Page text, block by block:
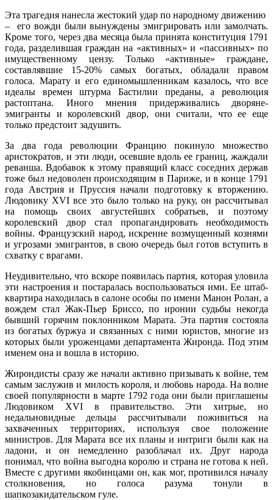
Эта трагедия нанесла жестокий удар по народному движению
– его вожди были вынуждены эмигрировать или замолчать.
Кроме того, через два месяца была принята конституция 1791
года, разделившая граждан на «активных» и «пассивных» по
имущественному цензу. Только «активные» граждане,
составлявшие 15-20% самых богатых, обладали правом
голоса. Марату и его единомышленникам казалось, что все
идеалы времен штурма Бастилии преданы, а революция
растоптана. Иного мнения придерживались дворяне-
эмигранты и королевский двор, они считали, что ее еще
только предстоит задушить.
За два года революции Францию покинуло множество
аристократов, и эти люди, осевшие вдоль ее границ, жаждали
реванша. Вдобавок к этому правящий класс соседних держав
тоже был недоволен происходящим в Париже, и в конце 1791
года Австрия и Пруссия начали подготовку к вторжению.
Людовику XVI все это было только на руку, он рассчитывал
на помощь своих августейших собратьев, и поэтому
королевский двор стал пропагандировать необходимость
войны. Французский народ, искренне возмущенный кознями
и угрозами эмигрантов, в свою очередь был готов вступить в
схватку с врагами.
Неудивительно, что вскоре появилась партия, которая уловила
эти настроения и постаралась воспользоваться ими. Ее штаб-
квартира находилась в салоне особы по имени Манон Ролан, а
вождем стал Жак-Пьер Бриссо, по иронии судьбы некогда
бывший горячим поклонником Марата. Эта партия состояла
из богатых буржуа и связанных с ними юристов, многие из
которых были уроженцами департамента Жиронда. Под этим
именем она и вошла в историю.
Жирондисты сразу же начали активно призывать к войне, тем
самым заслужив и милость короля, и любовь народа. На волне
своей популярности в марте 1792 года они были приглашены
Людовиком XVI в правительство. Эти хитрые, но
недальновидные дельцы рассчитывали поживиться на
захваченных территориях, используя свое положение
министров. Для Марата все их планы и интриги были как на
ладони, и он немедленно разоблачал их. Друг народа
понимал, что война выгодна королю и страна не готова к ней.
Вместе с другими якобинцами он, как мог, противился началу
столкновения, но голоса разума тонули в
шапкозакидательском гуле.